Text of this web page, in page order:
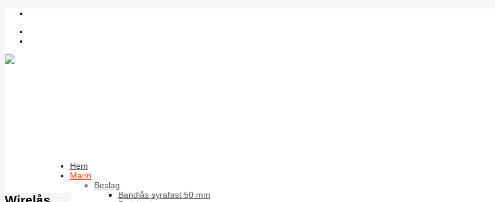
Hem
Marin
Beslag
Bandlås syrafast 50 mm